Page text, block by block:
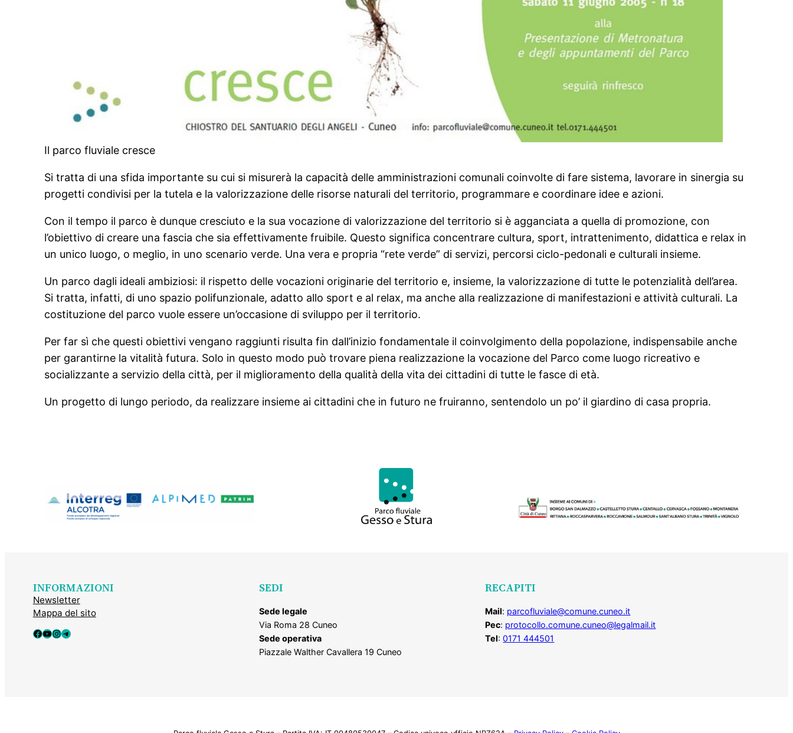
Il parco fluviale cresce
Si tratta di una sfida importante su cui si misurerà la capacità delle amministrazioni comunali coinvolte di fare sistema, lavorare in sinergia su
progetti condivisi per la tutela e la valorizzazione delle risorse naturali del territorio, programmare e coordinare idee e azioni.
Con il tempo il parco è dunque cresciuto e la sua vocazione di valorizzazione del territorio si è agganciata a quella di promozione, con
l’obiettivo di creare una fascia che sia effettivamente fruibile. Questo significa concentrare cultura, sport, intrattenimento, didattica e relax in
un unico luogo, o meglio, in uno scenario verde. Una vera e propria “rete verde” di servizi, percorsi ciclo-pedonali e culturali insieme.
Un parco dagli ideali ambiziosi: il rispetto delle vocazioni originarie del territorio e, insieme, la valorizzazione di tutte le potenzialità dell’area.
Si tratta, infatti, di uno spazio polifunzionale, adatto allo sport e al relax, ma anche alla realizzazione di manifestazioni e attività culturali. La
costituzione del parco vuole essere un’occasione di sviluppo per il territorio.
Per far sì che questi obiettivi vengano raggiunti risulta fin dall’inizio fondamentale il coinvolgimento della popolazione, indispensabile anche
per garantirne la vitalità futura. Solo in questo modo può trovare piena realizzazione la vocazione del Parco come luogo ricreativo e
socializzante a servizio della città, per il miglioramento della qualità della vita dei cittadini di tutte le fasce di età.
Un progetto di lungo periodo, da realizzare insieme ai cittadini che in futuro ne fruiranno, sentendolo un po’ il giardino di casa propria.
INFORMAZIONI
Newsletter
Mappa del sito
Facebook YouTube InstagramTelegram
SEDI
Sede legale
Via Roma 28 Cuneo
Sede operativa
Piazzale Walther Cavallera 19 Cuneo
RECAPITI
Mail: parcofluviale@comune.cuneo.it
Pec: protocollo.comune.cuneo@legalmail.it
Tel:0171 444501